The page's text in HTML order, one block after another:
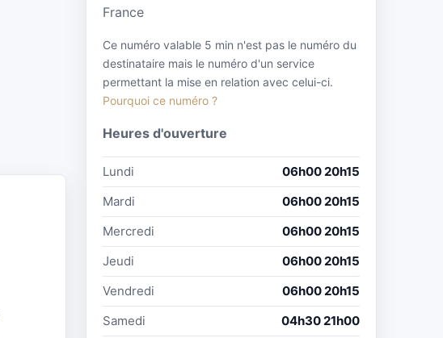
France
Ce numéro valable 5 min n'est pas le numéro du
destinataire mais le numéro d'un service
permettant la mise en relation avec celui-ci.
Pourquoi ce numéro ?
Heures d'ouverture
Lundi
06h00 20h15
Mardi
06h00 20h15
Mercredi
06h00 20h15
Jeudi
06h00 20h15
Vendredi
06h00 20h15
Samedi
04h30 21h00